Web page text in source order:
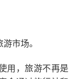
市场。
用，旅游不再是